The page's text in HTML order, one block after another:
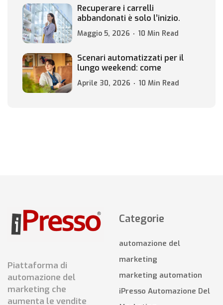
Recuperare i carrelli
abbandonati è solo l’inizio.
Maggio 5, 2026 10 Min Read
Scenari automatizzati per il
lungo weekend: come
Aprile 30, 2026 10 Min Read
Piattaforma di
automazione del
marketing che
aumenta le vendite
Categorie
automazione del
marketing
marketing automation
iPresso Automazione Del